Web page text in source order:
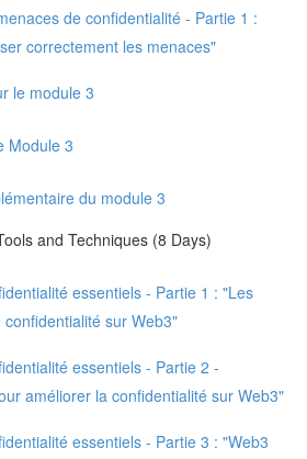
de confidentialité - Partie 1 :
correctement les menaces"
le module 3
Module 3
du module 3
and Techniques (8 Days)
essentiels - Partie 1 : "Les
sur Web3"
essentiels - Partie 2 -
améliorer la confidentialité sur Web3"
essentiels - Partie 3 : "Web3